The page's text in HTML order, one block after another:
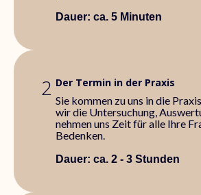
Dauer: ca. 5 Minuten
2 Der Termin in der Praxis
Sie kommen zu uns in die
wir die Untersuchung,
nehmen uns Zeit für alle Ihre
Bedenken.
Dauer: ca. 2 - 3 Stunden